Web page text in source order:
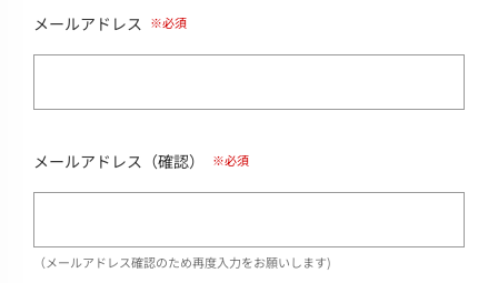
メールアドレス
メールアドレス（確認）
（メールアドレス確認のため再度入力をお願いします)